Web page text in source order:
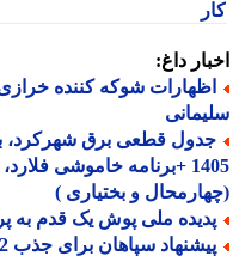
داغ:
شوکه کننده خرازی
1405 +برنامه خاموشی
و بختیاری )
ملی پوش یک قدم به
سپاهان برای جذب 2 بازیکن پرسپولیس